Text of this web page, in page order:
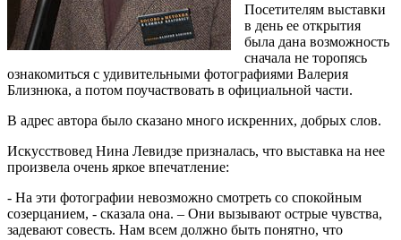
Посетителям выставки
в день ее открытия
была дана возможность
сначала не торопясь
ознакомиться с удивительными фотографиями Валерия
Близнюка, а потом поучаствовать в официальной части.
В адрес автора было сказано много искренних, добрых слов.
Искусствовед Нина Левидзе призналась, что выставка на нее
произвела очень яркое впечатление:
- На эти фотографии невозможно смотреть со спокойным
созерцанием, - сказала она. – Они вызывают острые чувства,
задевают совесть. Нам всем должно быть понятно, что